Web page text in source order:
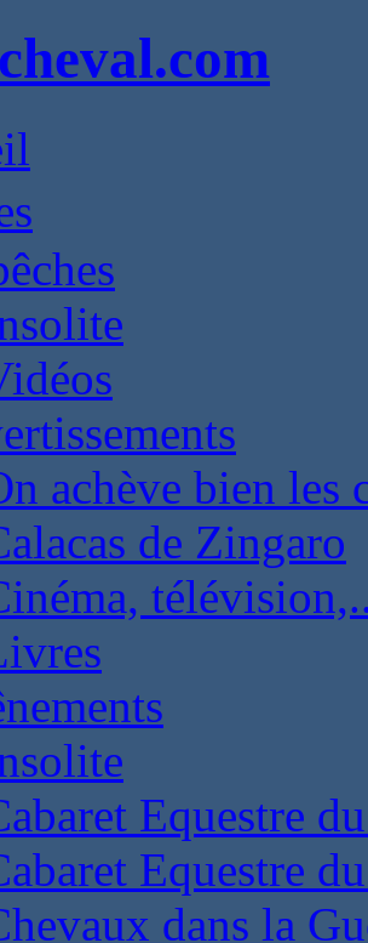
achève bien les
de Zingaro
Equestre
Equestre
dans la